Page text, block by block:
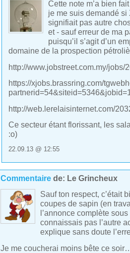
Cette note m’a bien
je me suis demandé
signifiait pas autre
et - sauf erreur de ma
puisqu’il s’agit d’un
domaine de la prospection
http://www.jobstreet.com.my/jobs/
https://xjobs.brassring.com/
http://web.lerelaisinternet.com/
Ce secteur étant florissant, les
:o)
22.09.13 @ 12:55
Commentaire de: Le Grincheux
Sauf ton respect, c’était
coupes de sapin (en
l’annonce complète
connaissais pas l’autre
explique sans doute
Je me coucherai moins bête ce